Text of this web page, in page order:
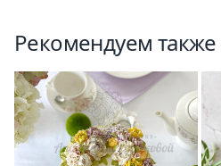
Рекомендуем также